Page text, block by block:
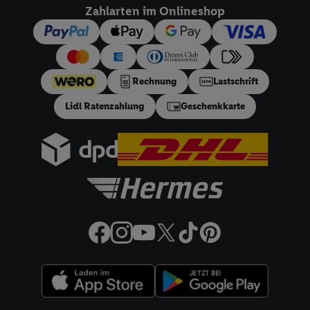
Zahlarten im Onlineshop
Rechnung Lastschrift
Lidl Ratenzahlung Geschenkkarte
dieser Werbeausspielungen.
Sofern Sie hier Ihre Zustimmung dazu erteilen und danach ein
Lidl Plus-Konto erstellen bzw. sich in Ihr bestehendes Lidl
Plus-Konto einloggen, kann darüber hinaus auch Ihre dort
angegebene E-Mail-Adresse von uns in gemeinsamer
Verantwortlichkeit mit einem der oben genannten Partner
verwendet werden, um daraus eine spezielle Online-Kennung
die sogleich beschriebene Utiq-Kennung verwenden können,
um Sie in von Dritten betriebenen Diensten zu erkennen und
uns und einem der anderen oben genannten Partner auch Ihre
gemeinsamer Verantwortlichkeit verarbeitet.
Zudem erlauben Sie uns, der Utiq SA/NV („Utiq“) und
in den Lidl-Diensten einzusetzen. Utiq prüft zunächst anhand
Ihrer IP-Adresse, ob die Technologie für Sie verfügbar ist.